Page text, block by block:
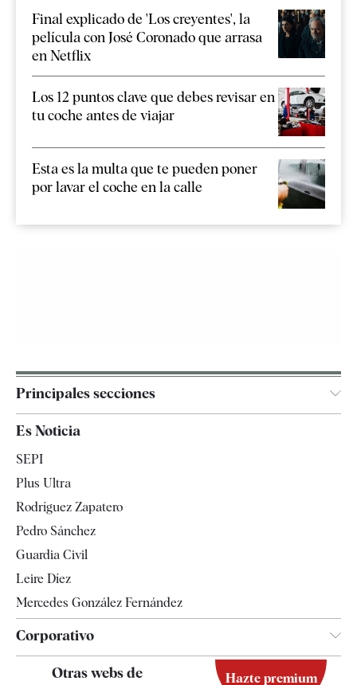
Final explicado de 'Los creyentes', la
película con José Coronado que arrasa
en Netflix
Los 12 puntos clave que debes revisar en
tu coche antes de viajar
Esta es la multa que te pueden poner
por lavar el coche en la calle
Principales secciones
España
Televisión
Es Noticia
SEPI
Plus Ultra
Rodríguez Zapatero
Pedro Sánchez
Guardia Civil
Leire Díez
Mercedes González Fernández
Corporativo
Contacto
Otras webs de Hazte premium